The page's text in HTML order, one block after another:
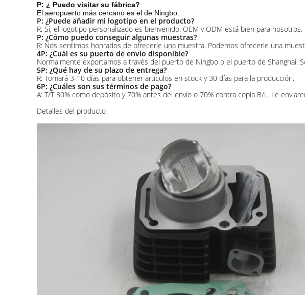
P: ¿ Puedo visitar su fábrica?
El aeropuerto más cercano es el de Ningbo.
P: ¿Puede añadir mi logotipo en el producto?
R: Sí, el logotipo personalizado es bienvenido. OEM y ODM está bien para nosotros.
P: ¿Cómo puedo conseguir algunas muestras?
R: Nos sentimos honrados de ofrecerle una muestra. Podemos ofrecerle una
4P: ¿Cuál es su puerto de envío disponible?
Normalmente exportamos a través del puerto de Ningbo o el puerto de Shanghai.
5P: ¿Qué hay de su plazo de entrega?
R: Tomará 3-10 días para obtener artículos en stock y 30 días para la producción.
6P: ¿Cuáles son sus términos de pago?
A: T/T 30% como depósito y 70% antes del envío o 70% contra copia B/L. Le
Detalles del producto